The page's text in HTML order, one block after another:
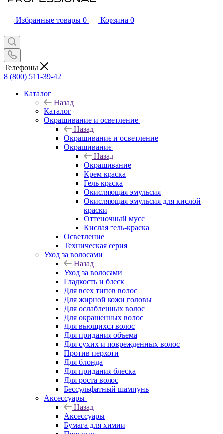
Избранные товары 0 Корзина 0
Телефоны
8 (800) 511-39-42
Каталог
Назад
Каталог
Окрашивание и осветление
Назад
Окрашивание и осветление
Окрашивание
Назад
Окрашивание
Крем краска
Гель краска
Окисляющая эмульсия
Окисляющая эмульсия для кислой
краски
Оттеночный мусс
Кислая гель-краска
Осветление
Техническая серия
Уход за волосами
Назад
Уход за волосами
Гладкость и блеск
Для всех типов волос
Для жирной кожи головы
Для ослабленных волос
Для окрашенных волос
Для вьющихся волос
Для придания объема
Для сухих и поврежденных волос
Против перхоти
Для блонда
Для придания блеска
Для роста волос
Бессульфатный шампунь
Аксессуары
Назад
Аксессуары
Бумага для химии